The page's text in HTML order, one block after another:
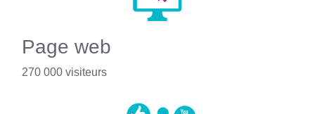
Page web
270 000 visiteurs